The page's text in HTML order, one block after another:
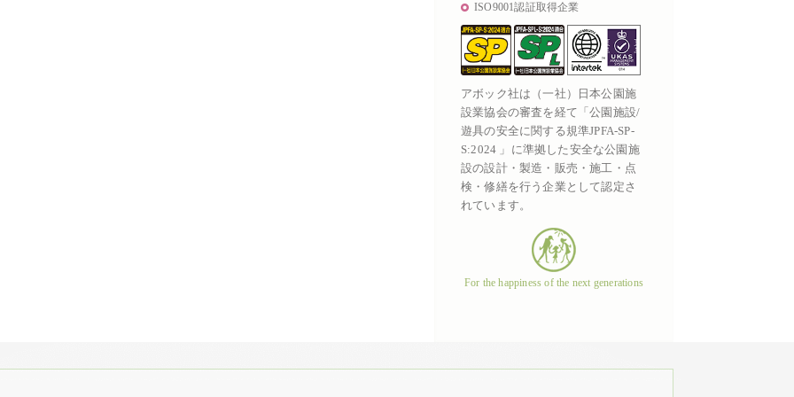
ISO9001認証取得企業
アボック社は（一社）日本公園施
設業協会の審査を経て「公園施設/
遊具の安全に関する規準JPFA-SP-
S:2024 」に準拠した安全な公園施
設の設計・製造・販売・施工・点
検・修繕を行う企業として認定さ
れています。
For the happiness of the next generations